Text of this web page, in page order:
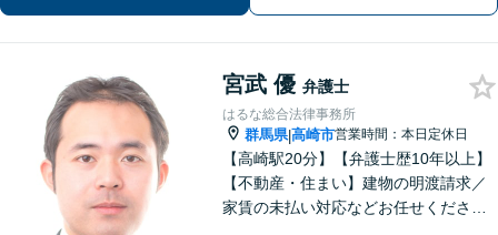
宮武 優 弁護士
はるな総合法律事務所
群馬県|高崎市営業時間：本日定休日
【高崎駅20分】【弁護士歴10年以上】
【不動産・住まい】建物の明渡請求／
家賃の未払い対応などお任せくださ